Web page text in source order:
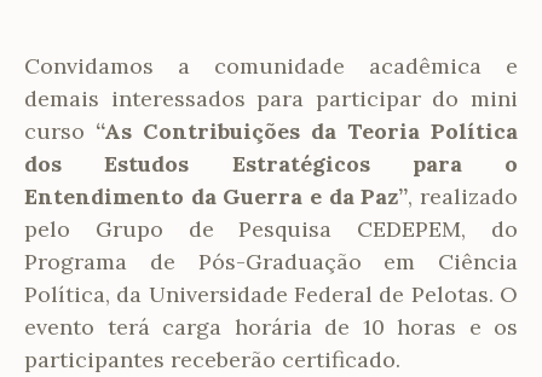
Convidamos a comunidade acadêmica e
demais interessados para participar do mini
curso “As Contribuições da Teoria Política
dos Estudos Estratégicos para o
Entendimento da Guerra e da Paz”, realizado
pelo Grupo de Pesquisa CEDEPEM, do
Programa de Pós-Graduação em Ciência
Política, da Universidade Federal de Pelotas. O
evento terá carga horária de 10 horas e os
participantes receberão certificado.